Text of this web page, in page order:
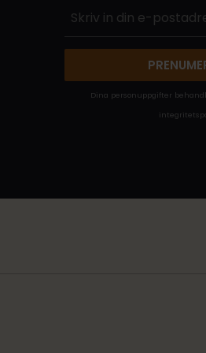
Dina personuppgifter